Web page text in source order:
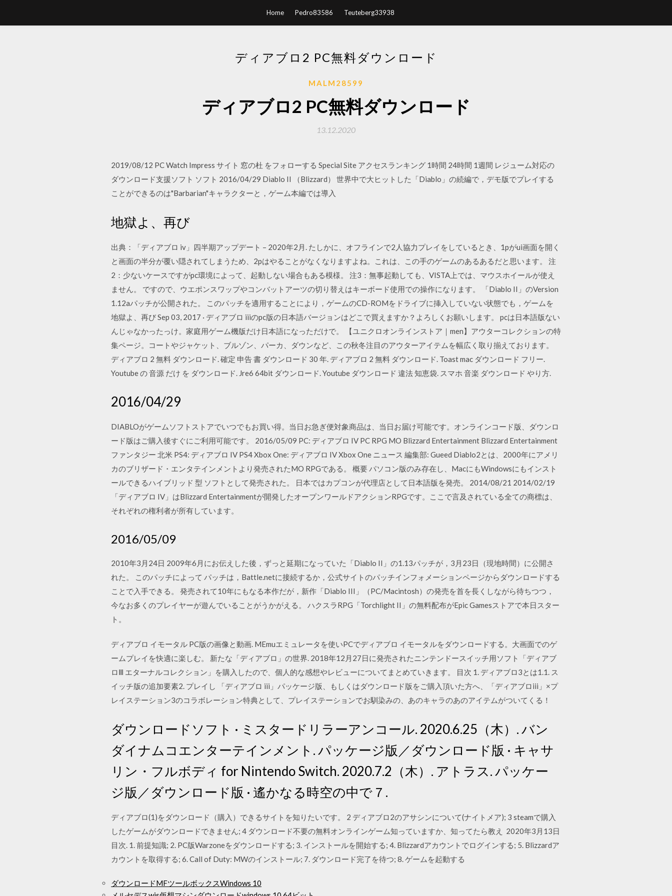
Home Pedro83586 Teuteberg33938
ディアブロ2 PC無料ダウンロード
MALM28599
ディアブロ2 PC無料ダウンロード
13.12.2020
2019/08/12 PC Watch Impress サイト 窓の杜 をフォローする Special Site アクセスランキング 1時間 24時間 1週間 レジューム対応の
ダウンロード支援ソフト ソフト 2016/04/29 Diablo II （Blizzard） 世界中で大ヒットした「Diablo」の続編で，デモ版でプレイする
ことができるのは"Barbarian"キャラクターと，ゲーム本編では導入
地獄よ、再び
出典：「ディアブロ iv」四半期アップデート – 2020年2月. たしかに、オフラインで2人協力プレイをしているとき、1pがui画面を開く
と画面の半分が覆い隠されてしまうため、2pはやることがなくなりますよね。これは、この手のゲームのあるあるだと思います。 注
2：少ないケースですがpc環境によって、起動しない場合もある模様。 注3：無事起動しても、VISTA上では、マウスホイールが使え
ません。 ですので、ウエポンスワップやコンバットアーツの切り替えはキーボード使用での操作になります。 「Diablo II」のVersion
1.12aパッチが公開された。 このパッチを適用することにより，ゲームのCD-ROMをドライブに挿入していない状態でも，ゲームを
地獄よ、再び Sep 03, 2017 · ディアブロ iiiのpc版の日本語バージョンはどこで買えますか？よろしくお願いします。 pcは日本語版ない
んじゃなかったっけ。家庭用ゲーム機版だけ日本語になっただけで。 【ユニクロオンラインストア｜men】アウターコレクションの特
集ページ。コートやジャケット、ブルゾン、パーカ、ダウンなど、この秋冬注目のアウターアイテムを幅広く取り揃えております。
ディアブロ 2 無料 ダウンロード. 確定 申告 書 ダウンロード 30 年. ディアブロ 2 無料 ダウンロード. Toast mac ダウンロード フリー.
Youtube の 音源 だけ を ダウンロード. Jre6 64bit ダウンロード. Youtube ダウンロード 違法 知恵袋. スマホ 音楽 ダウンロード やり方.
2016/04/29
DIABLOがゲームソフトストアでいつでもお買い得。当日お急ぎ便対象商品は、当日お届け可能です。オンラインコード版、ダウンロ
ード版はご購入後すぐにご利用可能です。 2016/05/09 PC: ディアブロ IV PC RPG MO Blizzard Entertainment Blizzard Entertainment
ファンタジー 北米 PS4: ディアブロ IV PS4 Xbox One: ディアブロ IV Xbox One ニュース 編集部: Gueed Diablo2とは、2000年にアメリ
カのブリザード・エンタテインメントより発売されたMO RPGである。 概要 パソコン版のみ存在し、MacにもWindowsにもインスト
ールできるハイブリッド 型 ソフトとして発売された。 日本ではカプコンが代理店として日本語版を発売。 2014/08/21 2014/02/19
「ディアブロ IV」はBlizzard Entertainmentが開発したオープンワールドアクションRPGです。ここで言及されている全ての商標は、
それぞれの権利者が所有しています。
2016/05/09
2010年3月24日 2009年6月にお伝えした後，ずっと延期になっていた「Diablo II」の1.13パッチが，3月23日（現地時間）に公開さ
れた。 このパッチによって パッチは，Battle.netに接続するか，公式サイトのパッチインフォメーションページからダウンロードする
ことで入手できる。 発売されて10年にもなる本作だが，新作「Diablo III」（PC/Macintosh）の発売を首を長くしながら待ちつつ，
今なお多くのプレイヤーが遊んでいることがうかがえる。 ハクスラRPG「Torchlight II」の無料配布がEpic Gamesストアで本日スター
ト。
ディアブロ イモータル PC版の画像と動画. MEmuエミュレータを使いPCでディアブロ イモータルをダウンロードする。大画面でのゲ
ームプレイを快適に楽しむ。 新たな「ディアブロ」の世界. 2018年12月27日に発売されたニンテンドースイッチ用ソフト「ディアブ
ロⅢ エターナルコレクション」を購入したので、個人的な感想やレビューについてまとめていきます。 目次 1. ディアブロ3とは1.1. ス
イッチ版の追加要素2. プレイし 「ディアブロ iii」パッケージ版、もしくはダウンロード版をご購入頂いた方へ、「ディアブロiii」×プ
レイステーション3のコラボレーション特典として、プレイステーションでお馴染みの、あのキャラのあのアイテムがついてくる！
ダウンロードソフト · ミスタードリラーアンコール. 2020.6.25（木）. バン
ダイナムコエンターテインメント. パッケージ版／ダウンロード版 · キャサ
リン・フルボディ for Nintendo Switch. 2020.7.2（木）. アトラス. パッケー
ジ版／ダウンロード版 · 遙かなる時空の中で７.
ディアブロ(1)をダウンロード（購入）できるサイトを知りたいです。 2 ディアブロ2のアサシンについて(ナイトメア); 3 steamで購入
したゲームがダウンロードできません; 4 ダウンロード不要の無料オンラインゲーム知っていますか、知ってたら教え 2020年3月13日
目次. 1. 前提知識; 2. PC版Warzoneをダウンロードする; 3. インストールを開始する; 4. Blizzardアカウントでログインする; 5. Blizzardア
カウントを取得する; 6. Call of Duty: MWのインストール; 7. ダウンロード完了を待つ; 8. ゲームを起動する
ダウンロードMFツールボックスWindows 10